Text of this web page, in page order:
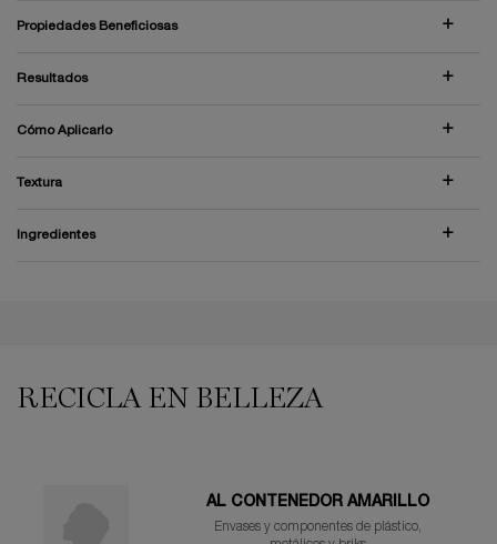
Propiedades Beneficiosas
Resultados
Cómo Aplicarlo
Textura
Ingredientes
RECICLA EN BELLEZA
AL CONTENEDOR AMARILLO
Envases y componentes de plástico,